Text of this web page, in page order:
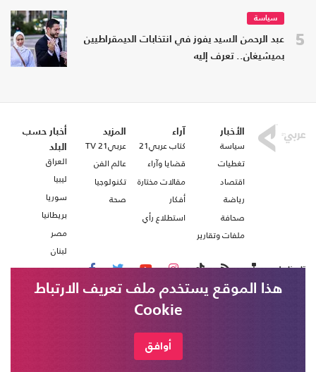
5
سياسة
عبد الرحمن السيد يفوز في انتخابات الديمقراطيين
بميشيغان.. تعرف إليه
الأخبار
سياسة
تغطيات
اقتصاد
رياضة
صحافة
ملفات وتقارير
آراء
كتاب عربي21
قضايا وآراء
مقالات مختارة
أفكار
استطلاع رأي
المزيد
عربي21 TV
عالم الفن
تكنولوجيا
صحة
أخبار حسب
البلد
العراق
ليبيا
سوريا
بريطانيا
مصر
لبنان
تابعنا على
هذا الموقع يستخدم ملف تعريف الارتباط
Cookie
أوافق